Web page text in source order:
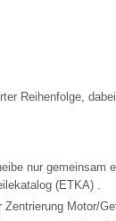
Reihenfolge,
nur gemeinsam
(ETKA) .
Motor/